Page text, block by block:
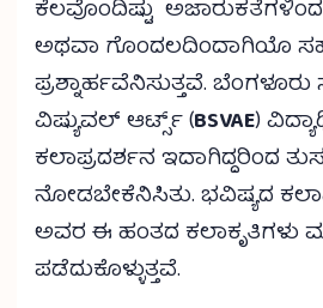
ಕೆಲವೊಂದಿಷ್ಟು
ಅಥವಾ ಗೊಂದಲದಿಂದಾಗಿಯೊ
ಪ್ರಶ್ನಾರ್ಹವೆನಿಸುತ್ತವೆ.
ವಿಷ್ಯುವಲ್ ಆರ್ಟ್ಸ್ (BSVAE)
ಕಲಾಪ್ರದರ್ಶನ ಇದಾಗಿದ್ದರಿಂದ
ನೋಡಬೇಕೆನಿಸಿತು. ಭವಿಷ್ಯದ
ಅವರ ಈ ಹಂತದ ಕಲಾಕೃತಿಗಳು
ಪಡೆದುಕೊಳ್ಳುತ್ತವೆ.